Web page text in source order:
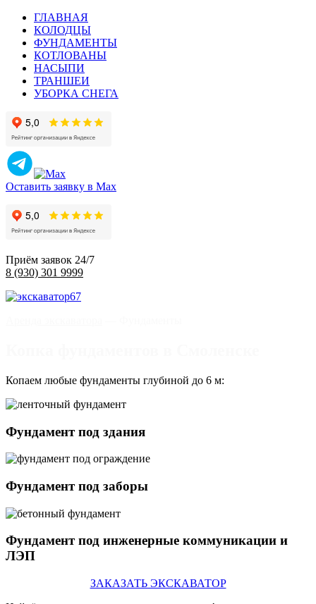
ГЛАВНАЯ
КОЛОДЦЫ
ФУНДАМЕНТЫ
КОТЛОВАНЫ
НАСЫПИ
ТРАНШЕИ
УБОРКА СНЕГА
Оставить заявку в Max
Приём заявок 24/7
8 (930) 301 9999
Копаем любые фундаменты глубиной до 6 м:
Фундамент под здания
Фундамент под заборы
Фундамент под инженерные коммуникации и
ЛЭП
ЗАКАЗАТЬ ЭКСКАВАТОР